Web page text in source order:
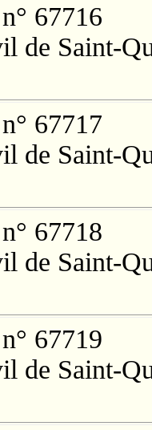
67716
de Saint-
67717
de Saint-
67718
de Saint-
67719
de Saint-